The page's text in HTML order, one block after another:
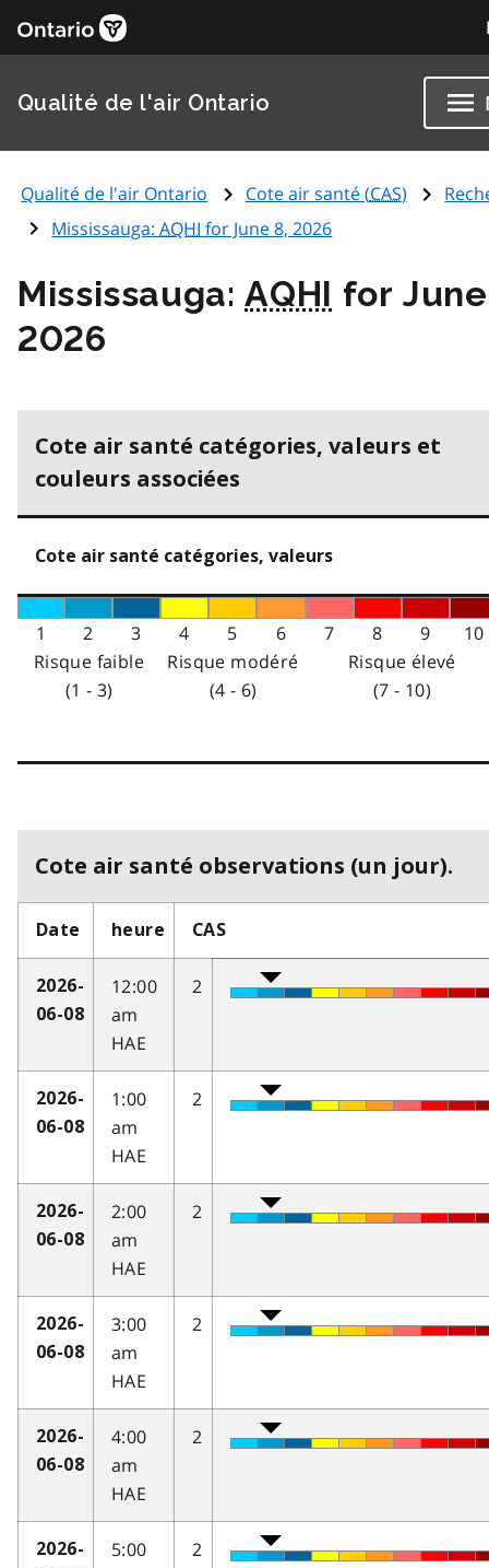
Qualité de l'air Ontario
Qualité de l'air Ontario Cote air santé (CAS)
Mississauga:AQHI for June 8, 2026
Mississauga:AQHI for
2026
Cote air santé catégories, valeurs et
couleurs associées
Cote air santé catégories, valeurs
1 2 3 4 5 6 7 8 9
10
Risque faible
(1 - 3)
Risque modéré
(4 - 6)
Risque élevé
(7 - 10)
Cote air santé observations (un jour).
Date heure CAS
2026-
06-08
12:00
am
HAE
2
2026-
06-08
1:00
am
HAE
2
2026-
06-08
2:00
am
HAE
2
2026-
06-08
3:00
am
HAE
2
2026-
06-08
4:00
am
HAE
2
2026-
5:00
2